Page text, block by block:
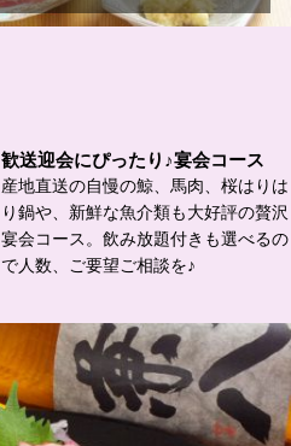
歓送迎会にぴったり♪宴会コース
産地直送の自慢の鯨、馬肉、桜はりは
り鍋や、新鮮な魚介類も大好評の贅沢
宴会コース。飲み放題付きも選べるの
で人数、ご要望ご相談を♪